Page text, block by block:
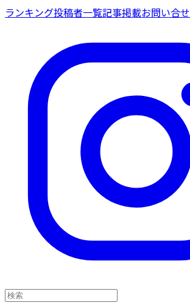
ランキング投稿者一覧記事掲載お問い合せ